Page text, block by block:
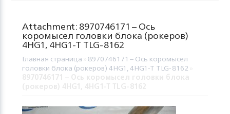
Attachment: 8970746171 – Ось
коромысел головки блока (рокеров)
4HG1, 4HG1-T TLG-8162
Главная страница 8970746171 – Ось коромысел
головки блока (рокеров) 4HG1, 4HG1-T TLG-8162